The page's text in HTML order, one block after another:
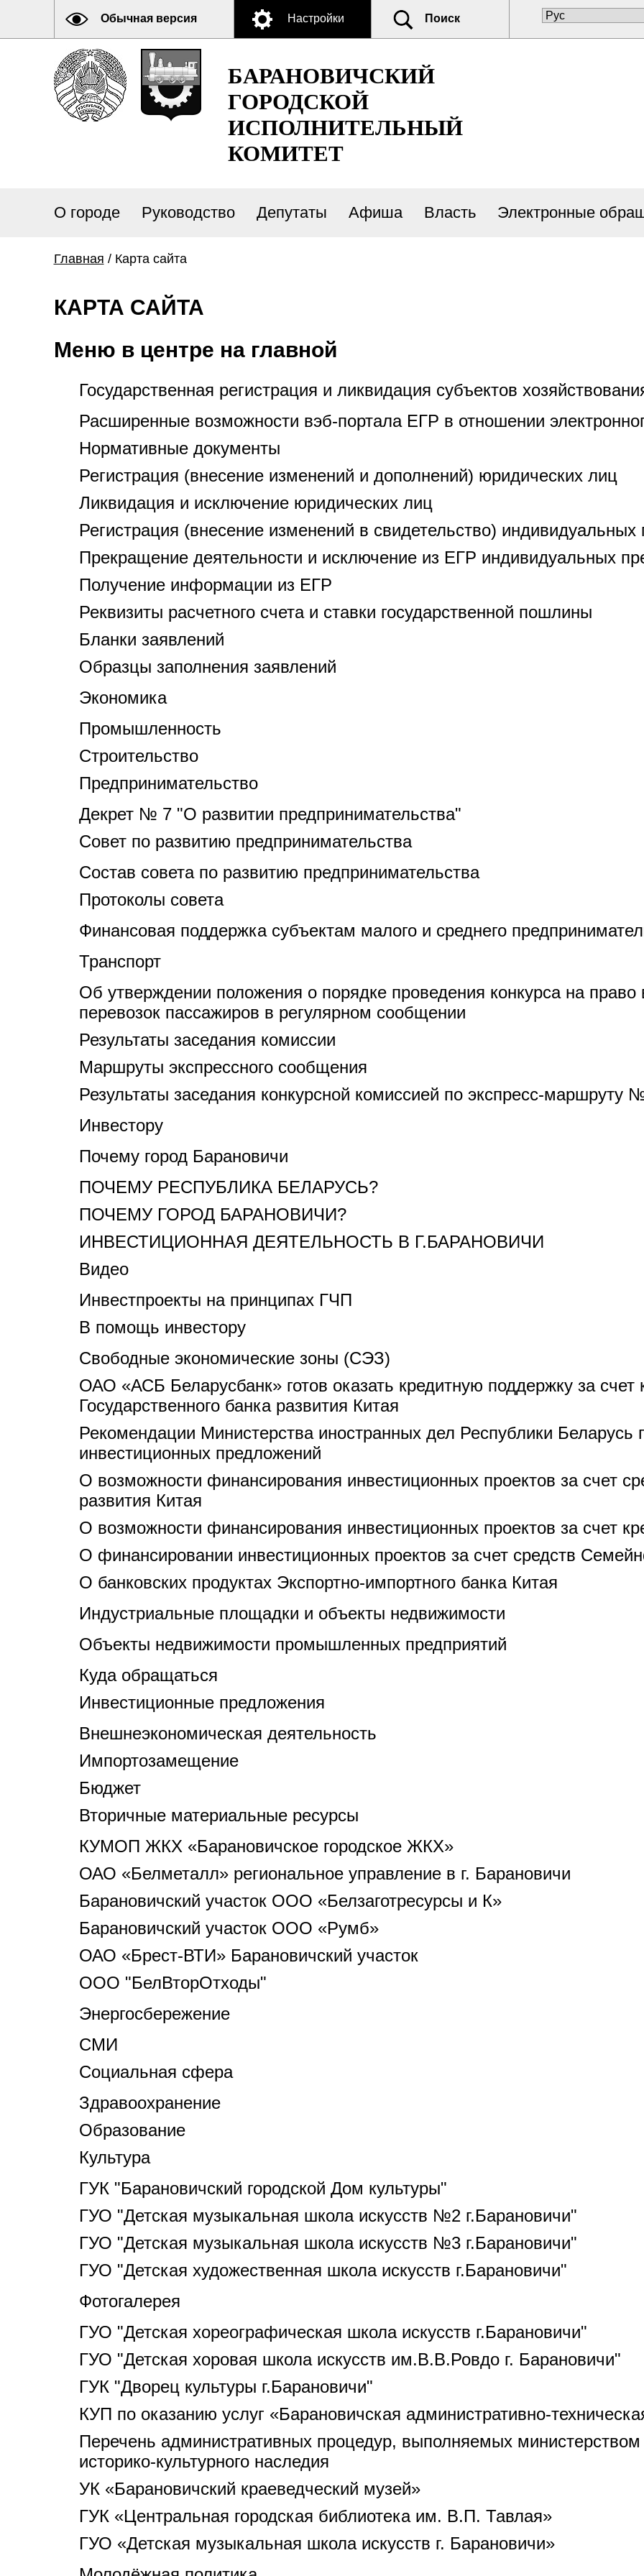
Обычная версия Настройки Поиск
БАРАНОВИЧСКИЙ
ГОРОДСКОЙ
ИСПОЛНИТЕЛЬНЫЙ
КОМИТЕТ
О городе Руководство Депутаты Афиша Власть Электронные
Главная / Карта сайта
КАРТА САЙТА
Меню в центре на главной
Государственная регистрация и ликвидация субъектов
Расширенные возможности вэб-портала ЕГР в отношении
Нормативные документы
Регистрация (внесение изменений и дополнений) юридических лиц
Ликвидация и исключение юридических лиц
Регистрация (внесение изменений в свидетельство) индивидуальных
Прекращение деятельности и исключение из ЕГР индивидуальных
Получение информации из ЕГР
Реквизиты расчетного счета и ставки государственной пошлины
Бланки заявлений
Образцы заполнения заявлений
Экономика
Промышленность
Строительство
Предпринимательство
Декрет № 7 "О развитии предпринимательства"
Совет по развитию предпринимательства
Состав совета по развитию предпринимательства
Протоколы совета
Финансовая поддержка субъектам малого и среднего
Транспорт
Об утверждении положения о порядке проведения конкурса на
перевозок пассажиров в регулярном сообщении
Результаты заседания комиссии
Маршруты экспрессного сообщения
Результаты заседания конкурсной комиссией по экспресс-маршруту
Инвестору
Почему город Барановичи
ПОЧЕМУ РЕСПУБЛИКА БЕЛАРУСЬ?
ПОЧЕМУ ГОРОД БАРАНОВИЧИ?
ИНВЕСТИЦИОННАЯ ДЕЯТЕЛЬНОСТЬ В Г.БАРАНОВИЧИ
Видео
Инвестпроекты на принципах ГЧП
В помощь инвестору
Свободные экономические зоны (СЭЗ)
ОАО «АСБ Беларусбанк» готов оказать кредитную поддержку за счет
Государственного банка развития Китая
Рекомендации Министерства иностранных дел Республики
инвестиционных предложений
О возможности финансирования инвестиционных проектов за счет
развития Китая
О возможности финансирования инвестиционных проектов за счет
О финансировании инвестиционных проектов за счет средств
О банковских продуктах Экспортно-импортного банка Китая
Индустриальные площадки и объекты недвижимости
Объекты недвижимости промышленных предприятий
Куда обращаться
Инвестиционные предложения
Внешнеэкономическая деятельность
Импортозамещение
Бюджет
Вторичные материальные ресурсы
КУМОП ЖКХ «Барановичское городское ЖКХ»
ОАО «Белметалл» региональное управление в г. Барановичи
Барановичский участок ООО «Белзаготресурсы и К»
Барановичский участок ООО «Румб»
ОАО «Брест-ВТИ» Барановичский участок
ООО "БелВторОтходы"
Энергосбережение
СМИ
Социальная сфера
Здравоохранение
Образование
Культура
ГУК "Барановичский городской Дом культуры"
ГУО "Детская музыкальная школа искусств №2 г.Барановичи"
ГУО "Детская музыкальная школа искусств №3 г.Барановичи"
ГУО "Детская художественная школа искусств г.Барановичи"
Фотогалерея
ГУО "Детская хореографическая школа искусств г.Барановичи"
ГУО "Детская хоровая школа искусств им.В.В.Ровдо г. Барановичи"
ГУК "Дворец культуры г.Барановичи"
КУП по оказанию услуг «Барановичская административно-
Перечень административных процедур, выполняемых
историко-культурного наследия
УК «Барановичский краеведческий музей»
ГУК «Центральная городская библиотека им. В.П. Тавлая»
ГУО «Детская музыкальная школа искусств г. Барановичи»